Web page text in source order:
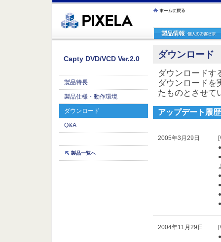
繝ｳ繧ｯ縺ｧ縺吶�
Capty DVD/VCD Ver.2.0
製品特長
製品仕様・動作環境
ダウンロード
Q&A
製品一覧へ
ダウンロード
ダウンロードす
ダウンロードを
たものとさせて
アップデート履
2005年3月29日
2004年11月29日